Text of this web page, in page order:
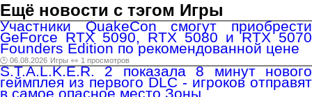
Ещё новости с тэгом Игры
Участники QuakeCon смогут приобрести
GeForce RTX 5090, RTX 5080 и RTX 5070
Founders Edition по рекомендованной цене
🕑 06.08.2026 Игры 👀 1 просмотров
S.T.A.L.K.E.R. 2 показала 8 минут нового
геймплея из первого DLC - игроков отправят
в самое опасное место Зоны